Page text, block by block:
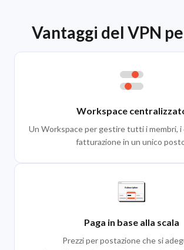
Vantaggi del VPN
Workspace
Un Workspace per gestire tutti i membri, i
fatturazione in un unico
Paga in base alla scala
Prezzi per postazione che si